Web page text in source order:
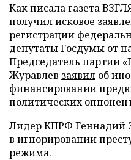
Как писала газета
получилисковое
регистрации
депутаты Госдумы от
Председатель партии
Журавлев заявил об
финансировании
политических
Лидер КПРФ Геннадий
в игнорировании
режима.